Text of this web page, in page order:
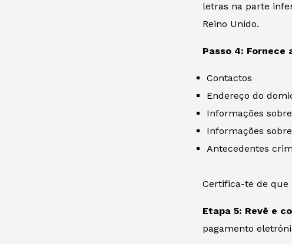
letras na parte
Reino Unido.
Passo 4: Fornece
Contactos
Endereço do
Informações
Informações
Antecedentes
Certifica-te de que
Etapa 5: Revê e
pagamento